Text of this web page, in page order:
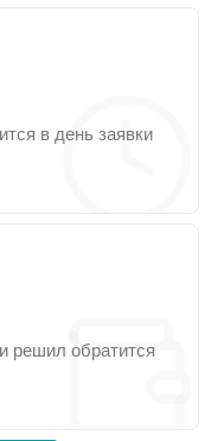
в день заявки
решил обратится